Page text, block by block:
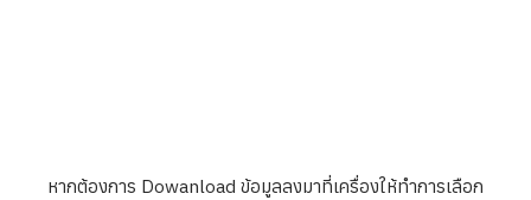
หากต้องการ Dowanload ข้อมูลลงมาที่เครื่องให้ทำการเลือก